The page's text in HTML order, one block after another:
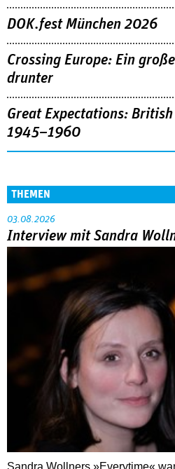
Great Expectations:
1945–1960
03.08.2026
Interview mit Sandra
Sandra Wollners »Everytime«
von Cannes: eine eigenwillige,
Familie, die aus der Bahn
im Gespräch mit Anke Sterneborg.
Nahaufnahme von